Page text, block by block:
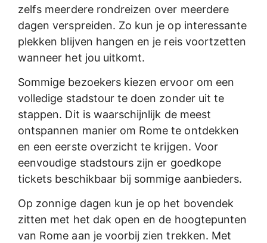
zelfs meerdere rondreizen over meerdere
dagen verspreiden. Zo kun je op interessante
plekken blijven hangen en je reis voortzetten
wanneer het jou uitkomt.
Sommige bezoekers kiezen ervoor om een
volledige stadstour te doen zonder uit te
stappen. Dit is waarschijnlijk de meest
ontspannen manier om Rome te ontdekken
en een eerste overzicht te krijgen. Voor
eenvoudige stadstours zijn er goedkope
tickets beschikbaar bij sommige aanbieders.
Op zonnige dagen kun je op het bovendek
zitten met het dak open en de hoogtepunten
van Rome aan je voorbij zien trekken. Met